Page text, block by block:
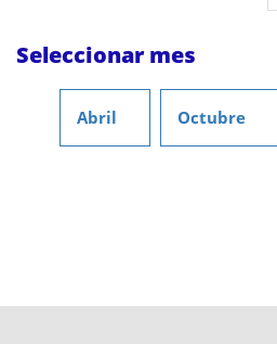
Seleccionar mes
Abril Octubre